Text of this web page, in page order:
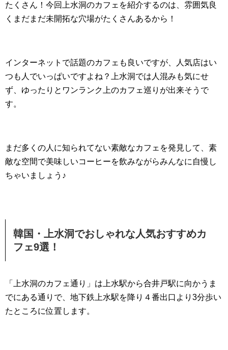
たくさん！今回上水洞のカフェを紹介するのは、雰囲気良
くまだまだ未開拓な穴場がたくさんあるから！
インターネットで話題のカフェも良いですが、人気店はい
つも人でいっぱいですよね？上水洞では人混みも気にせ
ず、ゆったりとワンランク上のカフェ巡りが出来そうで
す。
まだ多くの人に知られてない素敵なカフェを発見して、素
敵な空間で美味しいコーヒーを飲みながらみんなに自慢し
ちゃいましょう♪
韓国・上水洞でおしゃれな人気おすすめカ
フェ9選！
「上水洞のカフェ通り」は上水駅から合井戸駅に向かうま
でにある通りで、地下鉄上水駅を降り４番出口より3分歩い
たところに位置します。